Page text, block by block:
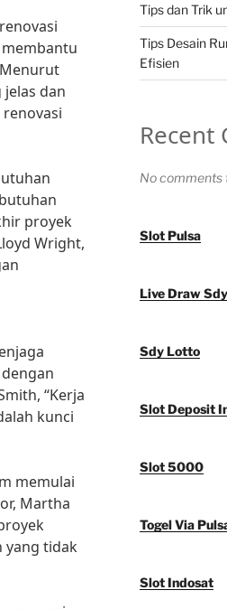
dan
proyek
Wright,
“Kerja
kunci
memulai
Martha
yang tidak
Tips dan Trik
Tips Desain
Efisien
Recent
No comments
Slot Pulsa
Live Draw Sdy
Sdy Lotto
Slot Deposit
Slot 5000
Togel Via
Slot Indosat